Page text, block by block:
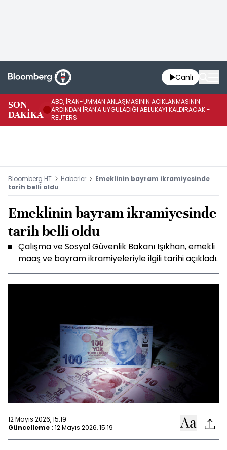
Canlı
SON
DAKİKA
ABD, İRAN-UMMAN ANLAŞMASININ AÇIKLANMASININ
ARDINDAN İRAN'A UYGULADIĞI ABLUKAYI KALDIRACAK -
REUTERS
Bloomberg HT Haberler
Emeklinin bayram ikramiyesinde
tarih belli oldu
Emeklinin bayram ikramiyesinde
tarih belli oldu
Çalışma ve Sosyal Güvenlik Bakanı Işıkhan, emekli
maaş ve bayram ikramiyeleriyle ilgili tarihi açıkladı.
12 Mayıs 2026, 15:19
Güncelleme : 12 Mayıs 2026, 15:19